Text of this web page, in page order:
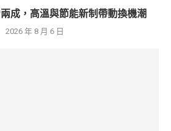
成，高溫與節能新制帶動換機潮
2026 年 8 月 6 日